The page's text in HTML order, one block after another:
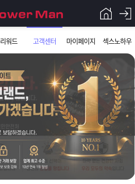
리워드 고객센터 마이페이지 섹스노하우
입금확인이 안되는 상황을 대비해 꼭 입금후 고객센터 연락바랍니다.
]설 연휴 배송 및 휴무 안내